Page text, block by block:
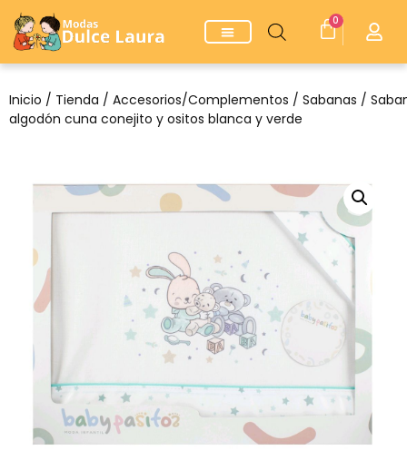
0
Inicio / Tienda / Accesorios/Complementos / Sabanas /
algodón cuna conejito y ositos blanca y verde